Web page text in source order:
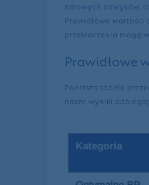
zdrowych nawyków,
Prawidłowe wartości
przekroczenia mogą
Prawidłowe
Poniższa tabela
nasze wyniki